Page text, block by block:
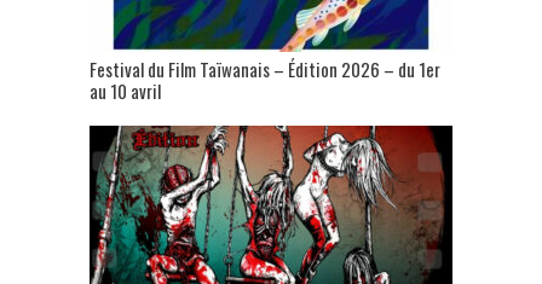
Festival du Film Taïwanais – Édition 2026 – du 1er
au 10 avril